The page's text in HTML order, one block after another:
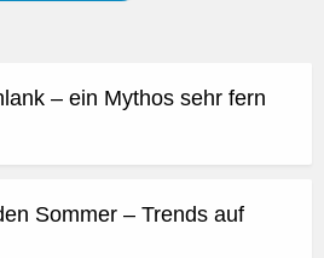
– ein Mythos sehr fern
Sommer – Trends auf